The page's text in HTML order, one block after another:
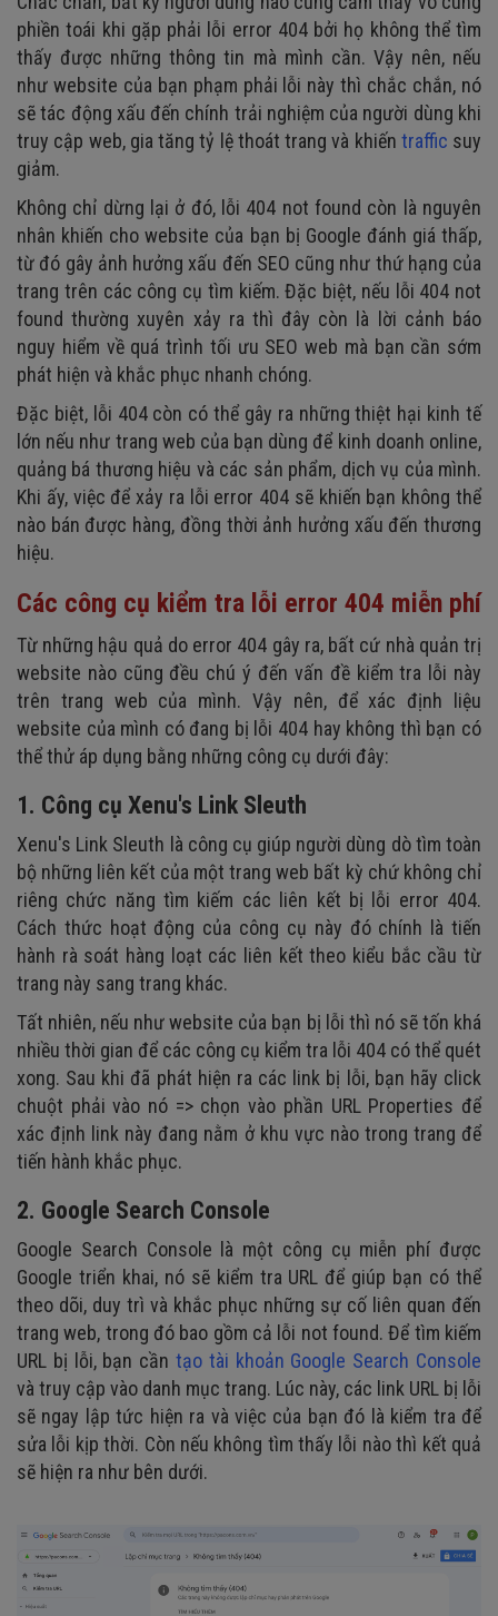
phiền toái khi gặp phải lỗi error 404 bởi họ không thể tìm
thấy được những thông tin mà mình cần. Vậy nên, nếu
như website của bạn phạm phải lỗi này thì chắc chắn, nó
sẽ tác động xấu đến chính trải nghiệm của người dùng khi
truy cập web, gia tăng tỷ lệ thoát trang và khiến traffic suy
giảm.
Không chỉ dừng lại ở đó, lỗi 404 not found còn là nguyên
nhân khiến cho website của bạn bị Google đánh giá thấp,
từ đó gây ảnh hưởng xấu đến SEO cũng như thứ hạng của
trang trên các công cụ tìm kiếm. Đặc biệt, nếu lỗi 404 not
found thường xuyên xảy ra thì đây còn là lời cảnh báo
nguy hiểm về quá trình tối ưu SEO web mà bạn cần sớm
phát hiện và khắc phục nhanh chóng.
Đặc biệt, lỗi 404 còn có thể gây ra những thiệt hại kinh tế
lớn nếu như trang web của bạn dùng để kinh doanh online,
quảng bá thương hiệu và các sản phẩm, dịch vụ của mình.
Khi ấy, việc để xảy ra lỗi error 404 sẽ khiến bạn không thể
nào bán được hàng, đồng thời ảnh hưởng xấu đến thương
hiệu.
Các công cụ kiểm tra lỗi error 404 miễn phí
Từ những hậu quả do error 404 gây ra, bất cứ nhà quản trị
website nào cũng đều chú ý đến vấn đề kiểm tra lỗi này
trên trang web của mình. Vậy nên, để xác định liệu
website của mình có đang bị lỗi 404 hay không thì bạn có
thể thử áp dụng bằng những công cụ dưới đây:
1. Công cụ Xenu's Link Sleuth
Xenu's Link Sleuth là công cụ giúp người dùng dò tìm toàn
bộ những liên kết của một trang web bất kỳ chứ không chỉ
riêng chức năng tìm kiếm các liên kết bị lỗi error 404.
Cách thức hoạt động của công cụ này đó chính là tiến
hành rà soát hàng loạt các liên kết theo kiểu bắc cầu từ
trang này sang trang khác.
Tất nhiên, nếu như website của bạn bị lỗi thì nó sẽ tốn khá
nhiều thời gian để các công cụ kiểm tra lỗi 404 có thể quét
xong. Sau khi đã phát hiện ra các link bị lỗi, bạn hãy click
chuột phải vào nó => chọn vào phần URL Properties để
xác định link này đang nằm ở khu vực nào trong trang để
tiến hành khắc phục.
2. Google Search Console
Google Search Console là một công cụ miễn phí được
Google triển khai, nó sẽ kiểm tra URL để giúp bạn có thể
theo dõi, duy trì và khắc phục những sự cố liên quan đến
trang web, trong đó bao gồm cả lỗi not found. Để tìm kiếm
URL bị lỗi, bạn cần tạo tài khoản Google Search Console
và truy cập vào danh mục trang. Lúc này, các link URL bị lỗi
sẽ ngay lập tức hiện ra và việc của bạn đó là kiểm tra để
sửa lỗi kịp thời. Còn nếu không tìm thấy lỗi nào thì kết quả
sẽ hiện ra như bên dưới.